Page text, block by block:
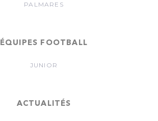
PALMARES
ÉQUIPES FOOTBALL
JUNIOR
ACTUALITÉS